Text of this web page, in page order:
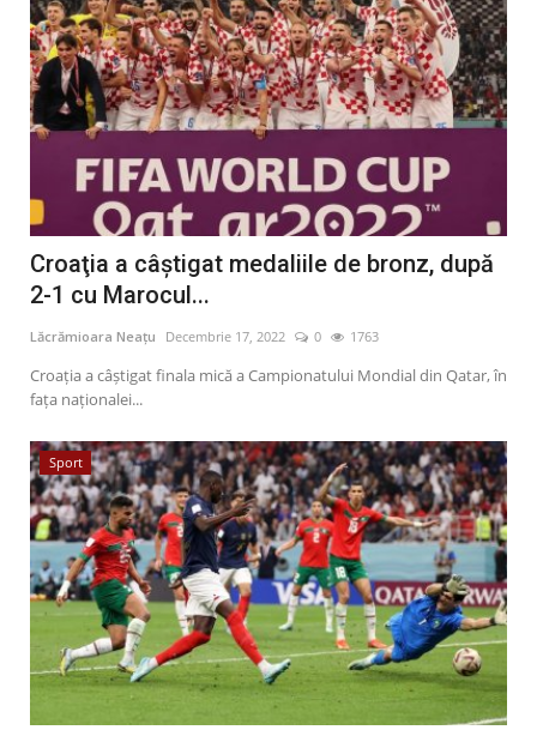
Croaţia a câştigat medaliile de bronz, după
2-1 cu Marocul...
Lăcrămioara Neațu Decembrie 17, 2022 0 1763
Croația a câștigat finala mică a Campionatului Mondial din Qatar, în
fața naționalei...
Sport